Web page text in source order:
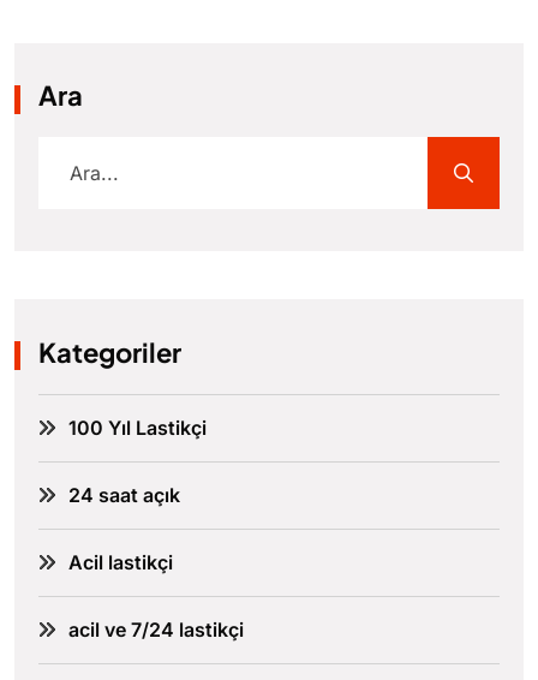
Ara
Kategoriler
100 Yıl Lastikçi
24 saat açık
Acil lastikçi
acil ve 7/24 lastikçi